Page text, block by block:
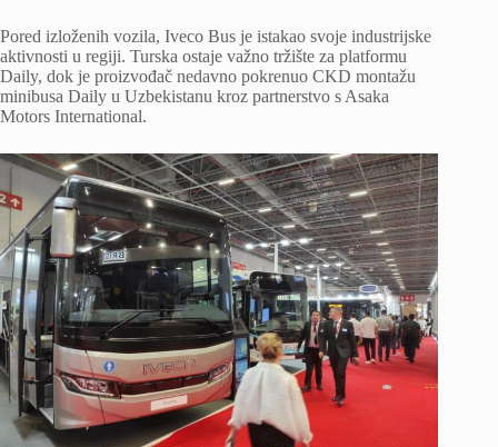
Pored izloženih vozila, Iveco Bus je istakao svoje industrijske
aktivnosti u regiji. Turska ostaje važno tržište za platformu
Daily, dok je proizvođač nedavno pokrenuo CKD montažu
minibusa Daily u Uzbekistanu kroz partnerstvo s Asaka
Motors International.